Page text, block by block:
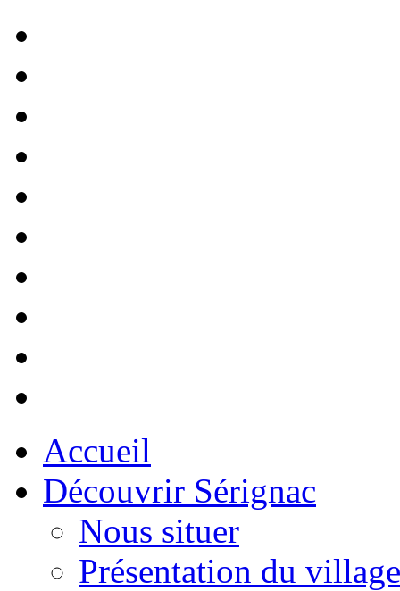
Accueil
Découvrir Sérignac
Nous situer
Présentation du village